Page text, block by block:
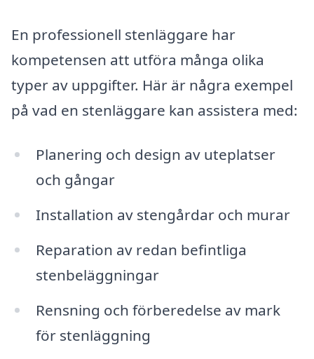
En professionell stenläggare har
kompetensen att utföra många olika
typer av uppgifter. Här är några exempel
på vad en stenläggare kan assistera med:
Planering och design av uteplatser
och gångar
Installation av stengårdar och murar
Reparation av redan befintliga
stenbeläggningar
Rensning och förberedelse av mark
för stenläggning